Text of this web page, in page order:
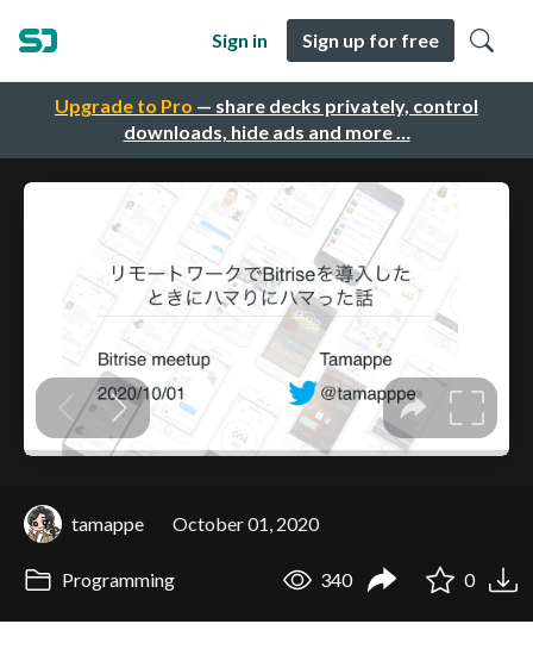
Upgrade to Pro — share decks privately, control
downloads, hide ads and more …
Sign in Sign up for free
tamappe October 01, 2020
Programming 340 0